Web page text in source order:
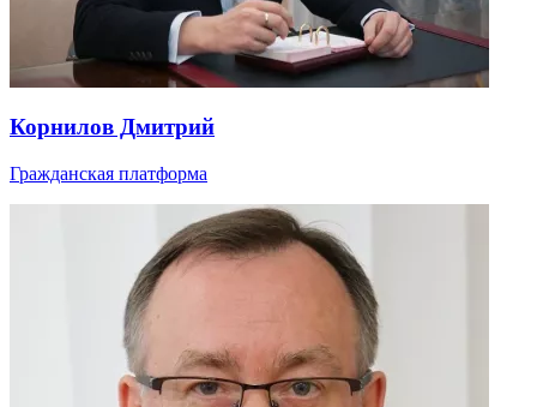
Корнилов Дмитрий
Гражданская платформа